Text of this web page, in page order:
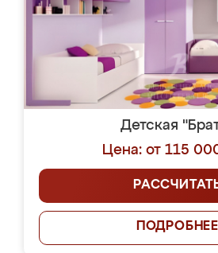
Детская
Цена: от 115
ПОДРОБНЕЕ